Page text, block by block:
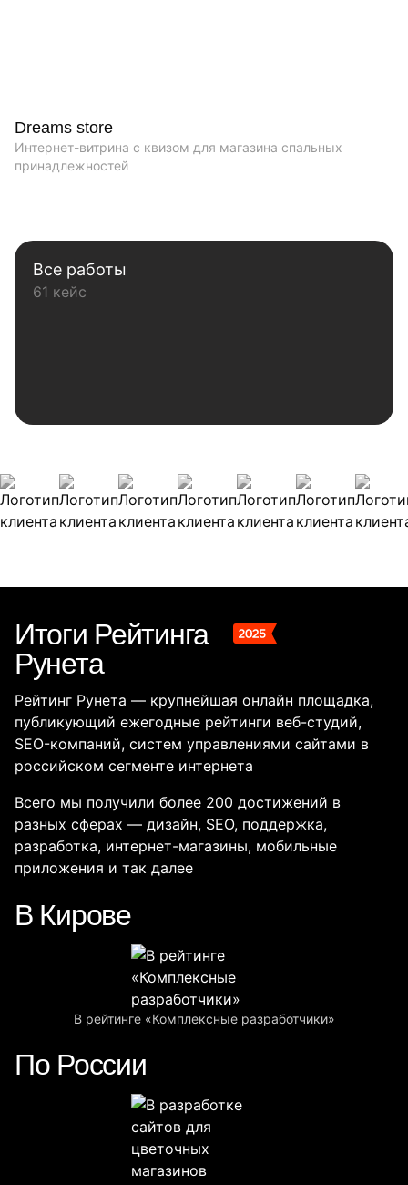
Dreams store
Интернет-витрина с квизом для магазина спальных
принадлежностей
Все работы
61 кейс
Наши клиенты
Итоги Рейтинга
Рунета
Рейтинг Рунета — крупнейшая онлайн площадка,
публикующий ежегодные рейтинги веб-студий,
SEO-компаний, систем управлениями сайтами в
российском сегменте интернета
Всего мы получили более 200 достижений в
разных сферах — дизайн, SEO, поддержка,
разработка, интернет-магазины, мобильные
приложения и так далее
В Кирове
В рейтинге «Комплексные разработчики»
По России